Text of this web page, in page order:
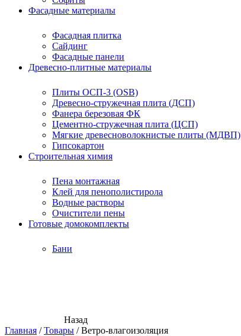
Фасадные материалы
Фасадная плитка
Сайдинг
Фасадные панели
Древесно-плитные материалы
Плиты ОСП-3 (OSB)
Древесно-стружечная плита (ДСП)
Фанера березовая ФК
Цементно-стружечная плита (ЦСП)
Мягкие древесноволокнистые плиты (МДВП)
Гипсокартон
Строительная химия
Пена монтажная
Клей для пенополистирола
Водные растворы
Очистители пены
Готовые домокомплекты
Бани
Назад
Главная /Товары /Ветро-влагоизоляция